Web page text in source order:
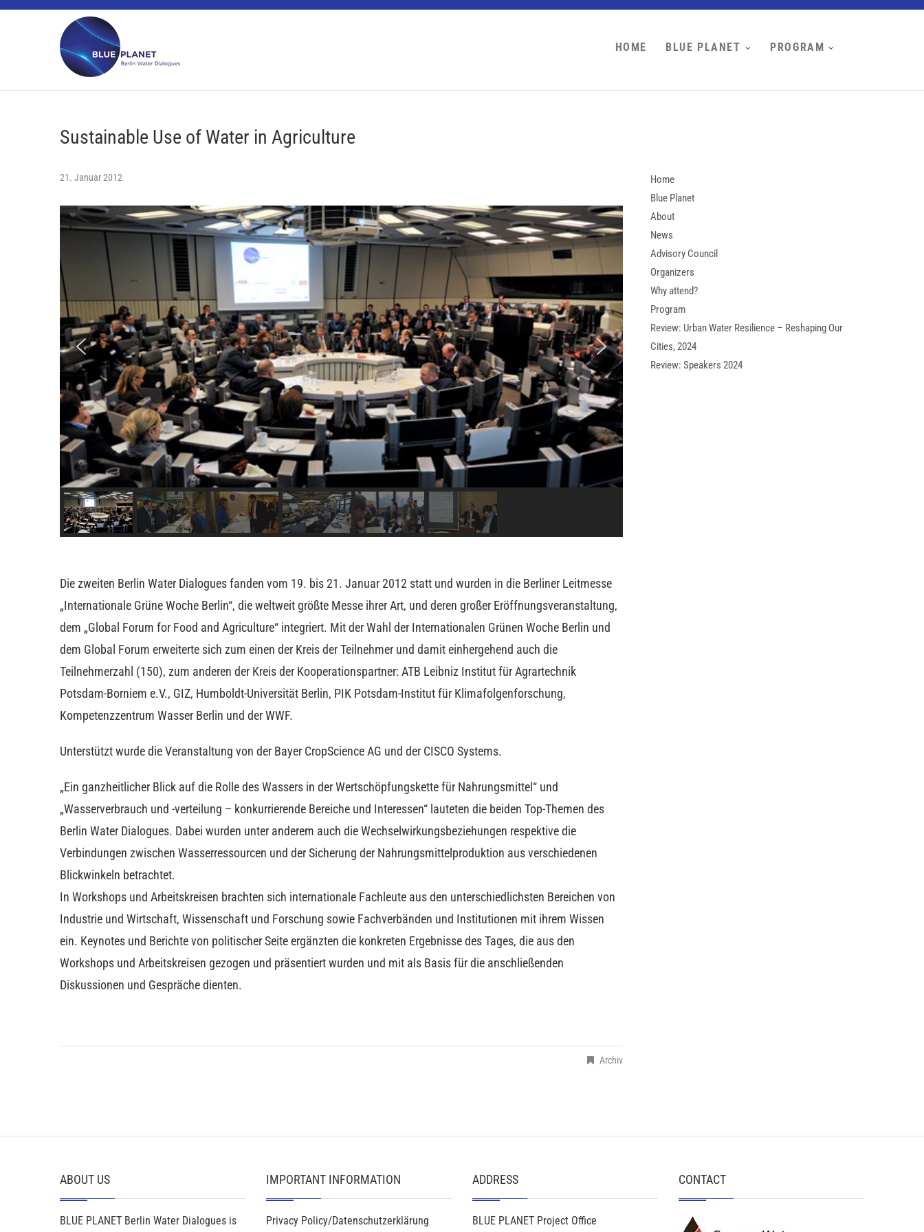
Skip
HOME BLUE PLANET PROGRAM
Sustainable Use of Water in Agriculture
21. Januar 2012
Die zweiten Berlin Water Dialogues fanden vom 19. bis 21. Januar 2012 statt und wurden in die Berliner Leitmesse
„Internationale Grüne Woche Berlin“, die weltweit größte Messe ihrer Art, und deren großer Eröffnungsveranstaltung,
dem „Global Forum for Food and Agriculture“ integriert. Mit der Wahl der Internationalen Grünen Woche Berlin und
dem Global Forum erweiterte sich zum einen der Kreis der Teilnehmer und damit einhergehend auch die
Teilnehmerzahl (150), zum anderen der Kreis der Kooperationspartner: ATB Leibniz Institut für Agrartechnik
Potsdam-Borniem e.V., GIZ, Humboldt-Universität Berlin, PIK Potsdam-Institut für Klimafolgenforschung,
Kompetenzzentrum Wasser Berlin und der WWF.
Unterstützt wurde die Veranstaltung von der Bayer CropScience AG und der CISCO Systems.
„Ein ganzheitlicher Blick auf die Rolle des Wassers in der Wertschöpfungskette für Nahrungsmittel“ und
„Wasserverbrauch und -verteilung – konkurrierende Bereiche und Interessen“ lauteten die beiden Top-Themen des
Berlin Water Dialogues. Dabei wurden unter anderem auch die Wechselwirkungsbeziehungen respektive die
Verbindungen zwischen Wasserressourcen und der Sicherung der Nahrungsmittelproduktion aus verschiedenen
Blickwinkeln betrachtet.
In Workshops und Arbeitskreisen brachten sich internationale Fachleute aus den unterschiedlichsten Bereichen von
Industrie und Wirtschaft, Wissenschaft und Forschung sowie Fachverbänden und Institutionen mit ihrem Wissen
ein. Keynotes und Berichte von politischer Seite ergänzten die konkreten Ergebnisse des Tages, die aus den
Workshops und Arbeitskreisen gezogen und präsentiert wurden und mit als Basis für die anschließenden
Diskussionen und Gespräche dienten.
Archiv
Home
Blue Planet
About
News
Advisory Council
Organizers
Why attend?
Program
Review: Urban Water Resilience – Reshaping Our
Cities, 2024
Review: Speakers 2024
ABOUT US
BLUE PLANET Berlin Water Dialogues is
IMPORTANT INFORMATION
Privacy Policy/Datenschutzerklärung
ADDRESS
BLUE PLANET Project Office
CONTACT